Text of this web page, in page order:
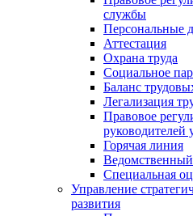
службы
Персональные
Аттестация
Охрана труда
Социальное
Баланс
Легализация
Правовое
руководителей
Горячая линия
Специальная
Управление
развития